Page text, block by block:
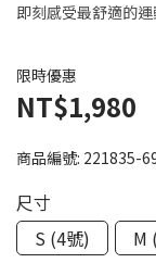
即刻感受最舒適的運
限時優惠
NT$1,980
商品編號: 221835-
尺寸
S (4號)
M